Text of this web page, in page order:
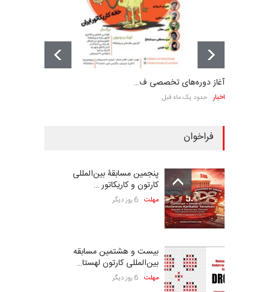
آغاز دوره‌های تخصصی ف…
اخبار حدود یک ماه قبل
فراخوان
پنجمین مسابقۀ بین‌المللی
کارتون و کاریکاتور …
مهلت 6 روز دیگر
بیست و هشتمین مسابقه
بین‌المللی کارتون لهستا…
مهلت 6 روز دیگر